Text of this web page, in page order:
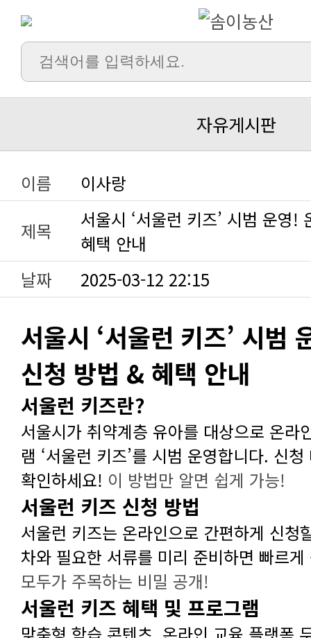
자유게시판
이름
이사랑
제목
혜택 안내
날짜
2025-03-12 22:15
신청 방법 & 혜택 안내
서울런 키즈란?
확인하세요! 이 방법만 알면 쉽게 가능!
서울런 키즈 신청 방법
차와 필요한 서류를 미리 준비하면 빠르
모두가 주목하는 비밀 공개!
서울런 키즈 혜택 및 프로그램